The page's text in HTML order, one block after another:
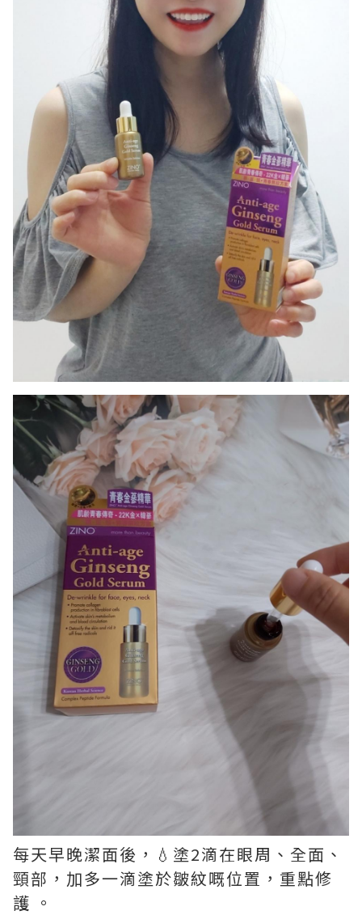
每天早晚潔面後，💧塗2滴在眼周、全面、
頸部，加多一滴塗於皺紋嘅位置，重點修
護 。